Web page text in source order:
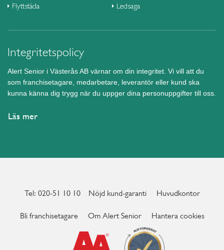
Flyttstäda
Ledsaga
Integritetspolicy
Alert Senior i Västerås AB värnar om din integritet. Vi vill att du
som franchisetagare, medarbetare, leverantör eller kund ska
kunna känna dig trygg när du uppger dina personuppgifter till oss.
Läs mer
Tel: 020-51 10 10 Nöjd kund-garanti Huvudkontor
Bli franchisetagare Om Alert Senior Hantera cookies